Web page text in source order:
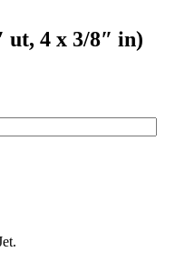
ut, 4 x 3/8″ in)